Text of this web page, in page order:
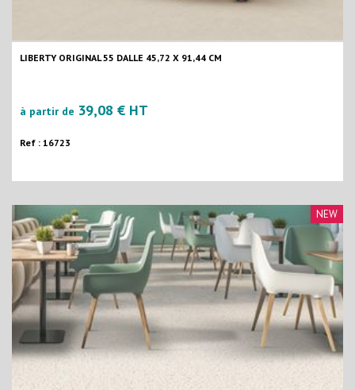
LIBERTY ORIGINAL 55 DALLE 45,72 X 91,44 CM
à partir de 39,08 € HT
Ref : 16723
NEW